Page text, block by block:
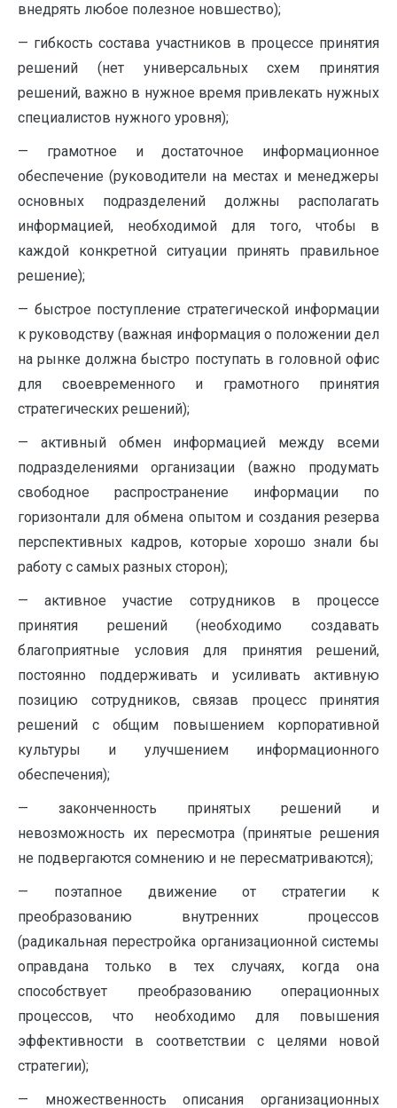
внедрять любое полезное новшество);
— гибкость состава участников в процессе принятия
решений (нет универсальных схем принятия
решений, важно в нужное время привлекать нужных
специалистов нужного уровня);
— грамотное и достаточное информационное
обеспечение (руководители на местах и менеджеры
основных подразделений должны располагать
информацией, необходимой для того, чтобы в
каждой конкретной ситуации принять правильное
решение);
— быстрое поступление стратегической информации
к руководству (важная информация о положении дел
на рынке должна быстро поступать в головной офис
для своевременного и грамотного принятия
стратегических решений);
— активный обмен информацией между всеми
подразделениями организации (важно продумать
свободное распространение информации по
горизонтали для обмена опытом и создания резерва
перспективных кадров, которые хорошо знали бы
работу с самых разных сторон);
— активное участие сотрудников в процессе
принятия решений (необходимо создавать
благоприятные условия для принятия решений,
постоянно поддерживать и усиливать активную
позицию сотрудников, связав процесс принятия
решений с общим повышением корпоративной
культуры и улучшением информационного
обеспечения);
— законченность принятых решений и
невозможность их пересмотра (принятые решения
не подвергаются сомнению и не пересматриваются);
— поэтапное движение от стратегии к
преобразованию внутренних процессов
(радикальная перестройка организационной системы
оправдана только в тех случаях, когда она
способствует преобразованию операционных
процессов, что необходимо для повышения
эффективности в соответствии с целями новой
стратегии);
— множественность описания организационных